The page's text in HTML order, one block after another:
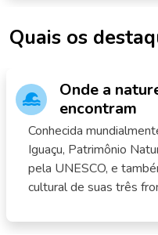
Quais os
Onde a
encontram
Conhecida
Iguaçu, Patrimônio
pela UNESCO, e
cultural de suas três